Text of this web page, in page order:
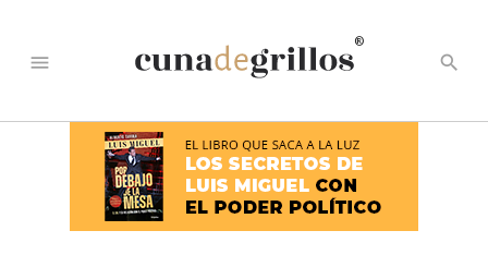
menu
®
search